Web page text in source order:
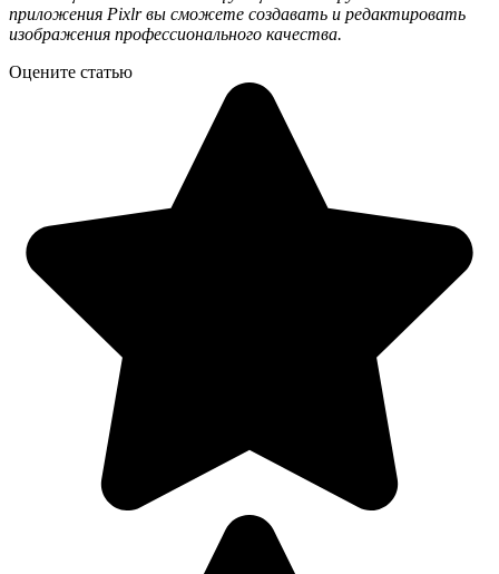
приложения Pixlr вы сможете создавать и редактировать
изображения профессионального качества.
Оцените статью